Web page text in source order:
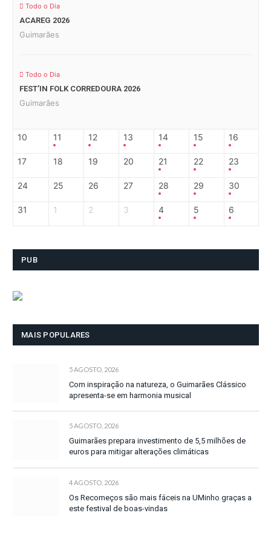
Todo o Dia
ACAREG 2026
Guimarães
Todo o Dia
FEST’IN FOLK CORREDOURA 2026
Guimarães
10 11 12 13 14 15 16
17 18 19 20 21 22 23
24 25 26 27 28 29 30
31 1 2 3 4 5 6
PUB
MAIS POPULARES
5 AGOSTO, 2026
Com inspiração na natureza, o Guimarães Clássico
apresenta-se em harmonia musical
5 AGOSTO, 2026
Guimarães prepara investimento de 5,5 milhões de
euros para mitigar alterações climáticas
4 AGOSTO, 2026
Os Recomeços são mais fáceis na UMinho graças a
este festival de boas-vindas